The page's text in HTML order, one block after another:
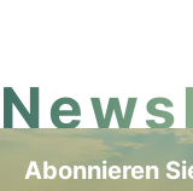
Abonnieren